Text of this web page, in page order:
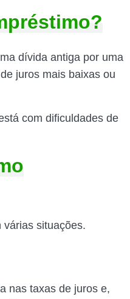
dívida antiga por uma
juros mais baixas ou
com dificuldades de
várias situações.
nas taxas de juros e,